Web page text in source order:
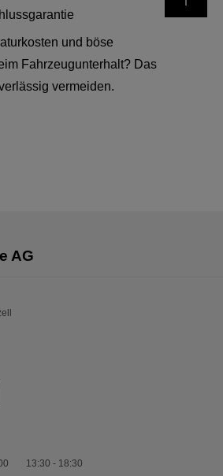
und böse
Fahrzeugunterhalt? Das
vermeiden.
13:30 - 18:30